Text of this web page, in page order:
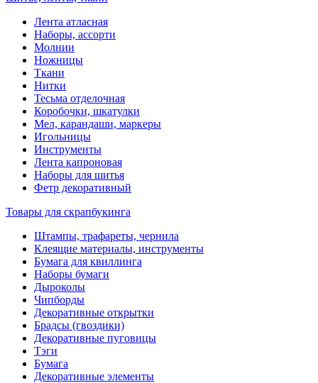
Лента атласная
Наборы, ассорти
Молнии
Ножницы
Ткани
Нитки
Тесьма отделочная
Коробочки, шкатулки
Мел, карандаши, маркеры
Игольницы
Инструменты
Лента капроновая
Наборы для шитья
Фетр декоративный
Товары для скрапбукинга
Штампы, трафареты, чернила
Клеящие материалы, инструменты
Бумага для квиллинга
Наборы бумаги
Дыроколы
Чипборды
Декоративные открытки
Брадсы (гвоздики)
Декоративные пуговицы
Тэги
Бумага
Декоративные элементы